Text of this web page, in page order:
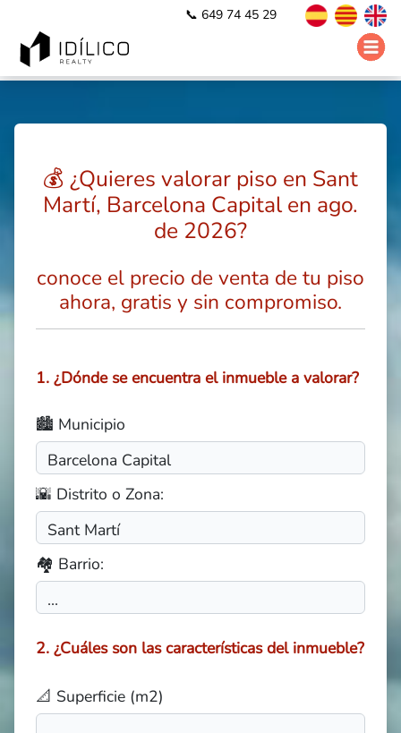
📞 649 74 45 29
💰 ¿Quieres valorar piso en Sant
Martí, Barcelona Capital en ago.
de 2026?
conoce el precio de venta de tu piso
ahora, gratis y sin compromiso.
1. ¿Dónde se encuentra el inmueble a valorar?
🏙️ Municipio
🌇 Distrito o Zona:
🏘️ Barrio:
2. ¿Cuáles son las características del inmueble?
📐 Superficie (m2)